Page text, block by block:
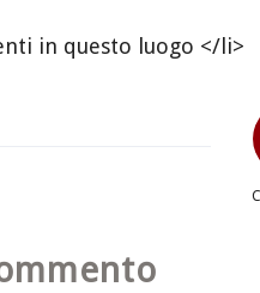
in questo luogo </li>